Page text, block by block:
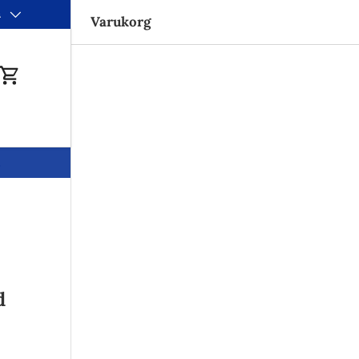
Varukorg
Varukorg